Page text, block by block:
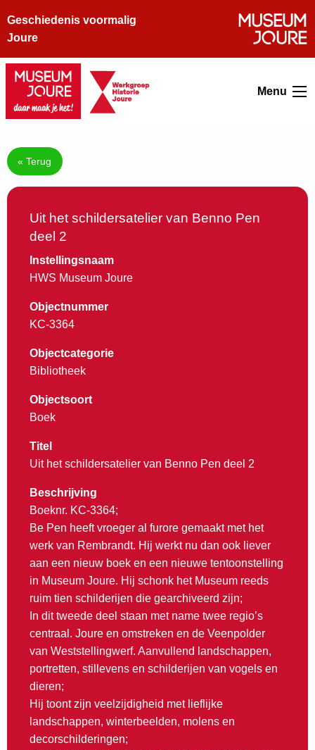
Geschiedenis voormalig
Joure
Menu
« Terug
Uit het schildersatelier van Benno Pen
deel 2
Instellingsnaam
HWS Museum Joure
Objectnummer
KC-3364
Objectcategorie
Bibliotheek
Objectsoort
Boek
Titel
Uit het schildersatelier van Benno Pen deel 2
Beschrijving
Boeknr. KC-3364;
Be Pen heeft vroeger al furore gemaakt met het
werk van Rembrandt. Hij werkt nu dan ook liever
aan een nieuw boek en een nieuwe tentoonstelling
in Museum Joure. Hij schonk het Museum reeds
ruim tien schilderijen die gearchiveerd zijn;
In dit tweede deel staan met name twee regio’s
centraal. Joure en omstreken en de Veenpolder
van Weststellingwerf. Aanvullend landschappen,
portretten, stillevens en schilderijen van vogels en
dieren;
Hij toont zijn veelzijdigheid met lieflijke
landschappen, winterbeelden, molens en
decorschilderingen;